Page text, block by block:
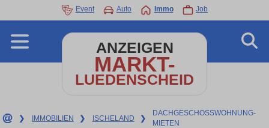
Event Auto Immo Job
ANZEIGEN
MARKT-
LUEDENSCHEID
❯ IMMOBILIEN ❯ ISCHELAND ❯
DACHGESCHOSSWOHNUNG-
MIETEN